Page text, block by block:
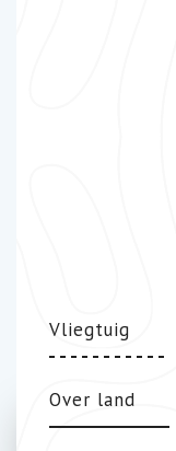
Vliegtuig
Over land